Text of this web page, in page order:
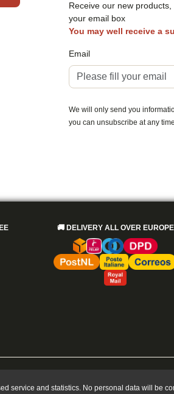
Receive our new
your email box
You may well receive a
Email
We will only send you
you can unsubscribe at any
🚚 DELIVERY ALL OVER EUROPE
FIVE FRUITS AND VEGETABLES A DAY
service and statistics. No personal data will be